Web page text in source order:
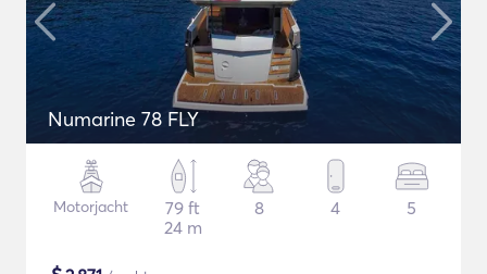
Numarine 78 FLY
Motorjacht
79 ft
24 m
8 4 5